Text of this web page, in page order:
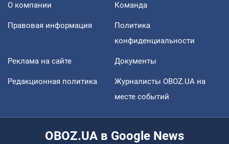
О компании Команда
Правовая информация
Политика
конфиденциальности
Реклама на сайте Документы
Редакционная политика
Журналисты OBOZ.UA на
месте событий
OBOZ.UA в Google News